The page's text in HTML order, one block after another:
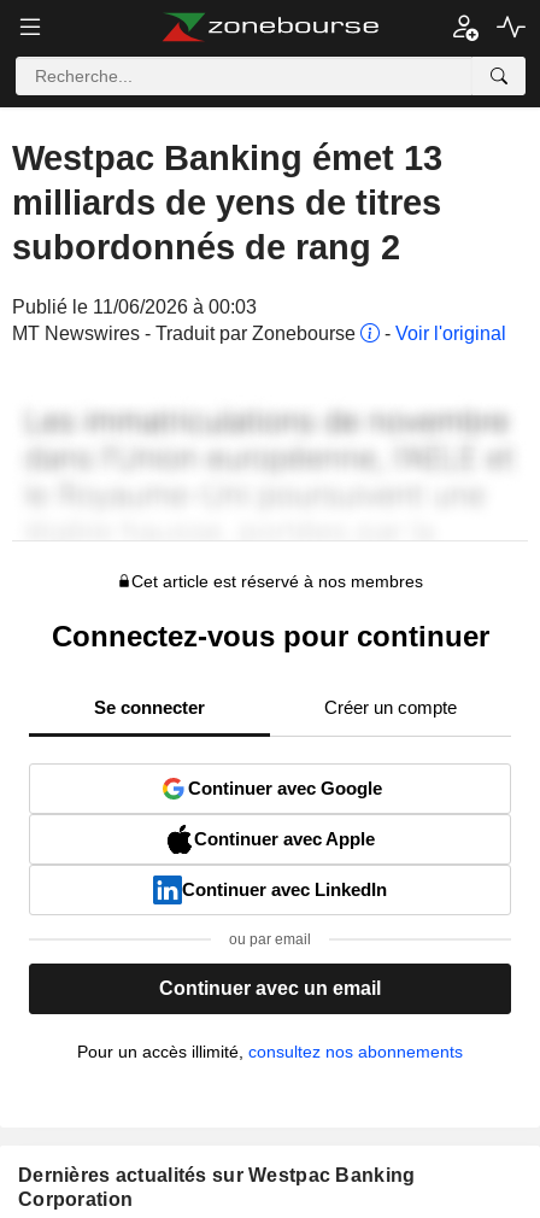
Westpac Banking émet 13
milliards de yens de titres
subordonnés de rang 2
Publié le 11/06/2026 à 00:03
MT Newswires - Traduit par Zonebourse
- Voir l'original
Cet article est réservé à nos membres
Connectez-vous pour continuer
Se connecter Créer un compte
Continuer avec Google
Continuer avec Apple
Continuer avec LinkedIn
ou par email
Continuer avec un email
Pour un accès illimité, consultez nos abonnements
Dernières actualités sur Westpac Banking
Corporation